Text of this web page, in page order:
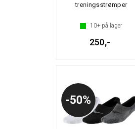
treningsstrømper
10+ på lager
250,-
50%